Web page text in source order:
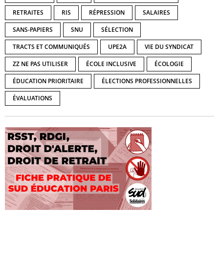
RETRAITES RIS RÉPRESSION SALAIRES
SANS-PAPIERS SNU SÉLECTION
TRACTS ET COMMUNIQUÉS UPE2A VIE DU SYNDICAT
ZZ NE PAS UTILISER ÉCOLE INCLUSIVE ÉCOLOGIE
ÉDUCATION PRIORITAIRE ÉLECTIONS PROFESSIONNELLES
ÉVALUATIONS